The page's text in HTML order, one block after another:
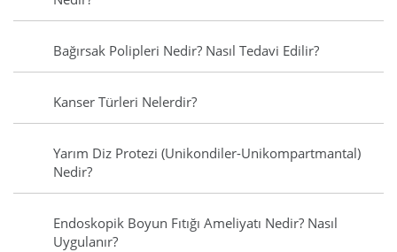
Bağırsak Polipleri Nedir? Nasıl Tedavi Edilir?
Kanser Türleri Nelerdir?
Yarım Diz Protezi (Unikondiler-Unikompartmantal)
Nedir?
Endoskopik Boyun Fıtığı Ameliyatı Nedir? Nasıl
Uygulanır?